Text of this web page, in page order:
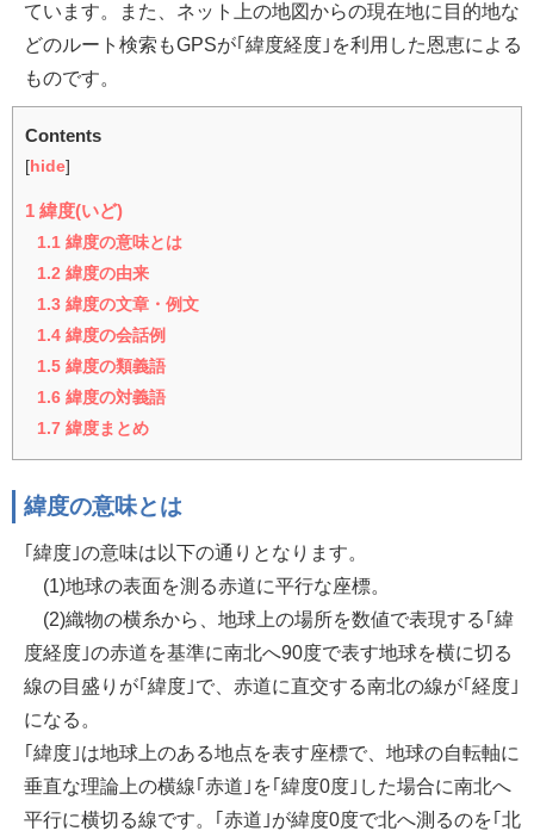
ています。また、ネット上の地図からの現在地に目的地な
どのルート検索もGPSが｢緯度経度｣を利用した恩恵による
ものです。
Contents
[ hide]
1 緯度(いど)
1.1 緯度の意味とは
1.2 緯度の由来
1.3 緯度の文章・例文
1.4 緯度の会話例
1.5 緯度の類義語
1.6 緯度の対義語
1.7 緯度まとめ
緯度の意味とは
｢緯度｣の意味は以下の通りとなります。
(1)地球の表面を測る赤道に平行な座標。
(2)織物の横糸から、地球上の場所を数値で表現する｢緯
度経度｣の赤道を基準に南北へ90度で表す地球を横に切る
線の目盛りが｢緯度｣で、赤道に直交する南北の線が｢経度｣
になる。
｢緯度｣は地球上のある地点を表す座標で、地球の自転軸に
垂直な理論上の横線｢赤道｣を｢緯度0度｣した場合に南北へ
平行に横切る線です。｢赤道｣が緯度0度で北へ測るのを｢北